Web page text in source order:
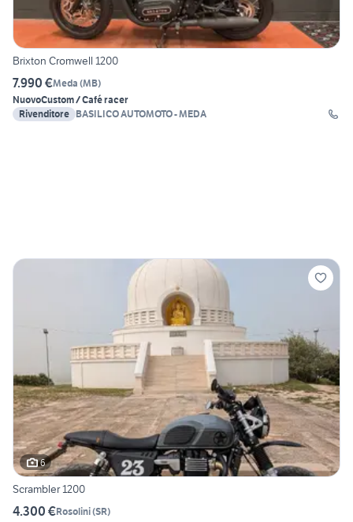
Brixton Cromwell 1200
7.990 €Meda (MB)
NuovoCustom / Café racer
Rivenditore BASILICO AUTOMOTO - MEDA
6
Scrambler 1200
4.300 €Rosolini(SR)